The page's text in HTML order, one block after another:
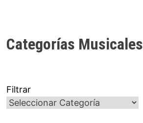
Categorías Musicales
Filtrar